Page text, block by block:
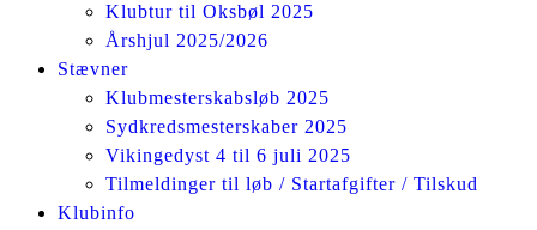
Klubtur til Oksbøl 2025
Årshjul 2025/2026
Stævner
Klubmesterskabsløb 2025
Sydkredsmesterskaber 2025
Vikingedyst 4 til 6 juli 2025
Tilmeldinger til løb / Startafgifter / Tilskud
Klubinfo